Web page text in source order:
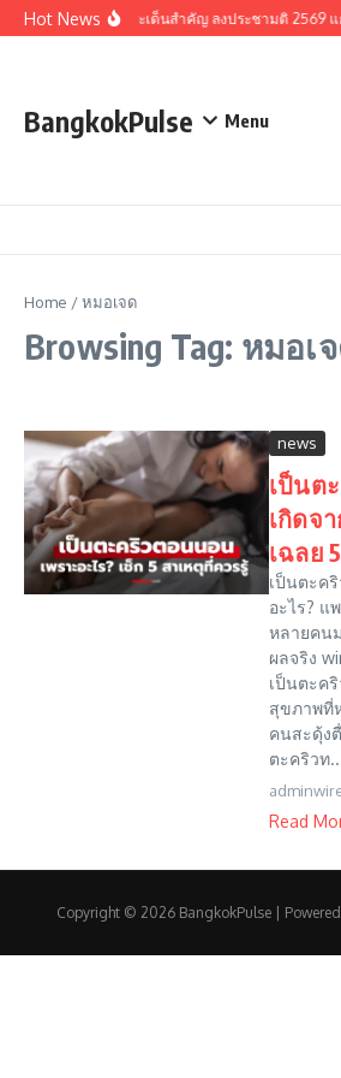
Skip to content
Hot Newsรวมประเด็นสำคัญ ลงประชามติ 2569
BangkokPulse Menu
Home /หมอเจด
Browsing Tag: หมอเ
news
เป็นต
เกิดจ
เฉลย
เป็นตะค
อะไร? แ
หลายคน
ผลจริง
เป็นตะค
สุขภาพที่
คนสะดุ้ง
ตะคริวท
Read
Copyright © 2026 BangkokPulse |